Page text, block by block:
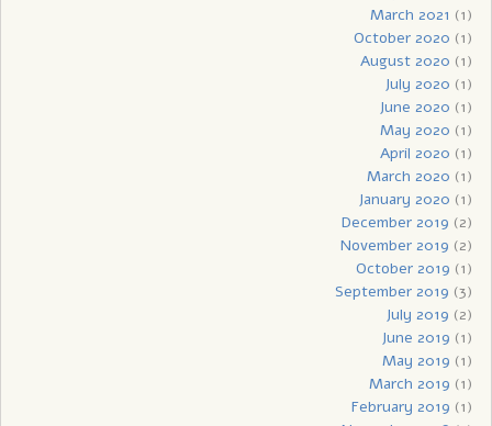
March 2021 (1)
October 2020 (1)
August 2020 (1)
July 2020 (1)
June 2020 (1)
May 2020 (1)
April 2020 (1)
March 2020 (1)
January 2020 (1)
December 2019 (2)
November 2019 (2)
October 2019 (1)
September 2019 (3)
July 2019 (2)
June 2019 (1)
May 2019 (1)
March 2019 (1)
February 2019 (1)